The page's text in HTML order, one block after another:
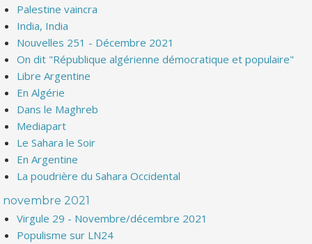
Palestine vaincra
India, India
Nouvelles 251 - Décembre 2021
On dit "République algérienne démocratique et populaire"
Libre Argentine
En Algérie
Dans le Maghreb
Mediapart
Le Sahara le Soir
En Argentine
La poudrière du Sahara Occidental
novembre 2021
Virgule 29 - Novembre/décembre 2021
Populisme sur LN24